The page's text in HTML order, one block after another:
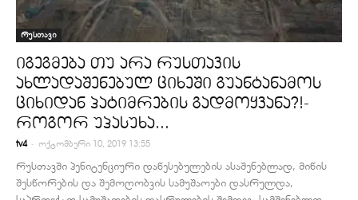
რუსთავი
იგეგმება თუ არა რუსთავის
ახლადაშენებულ ციხეში გუანტანამოს
ციხიდან პატიმრების გადმოყვანა?!-
როგორ უპასუხა...
tv4 - ოქტომბერი 10, 2019 13:55
რუსთავში პენიტენციური დაწესებულების ასაშენებლად, მიწის
შესწორების და შემოღობვის სამუშაოები დასრულდა,